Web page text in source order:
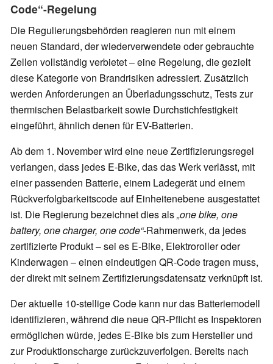
Code“-Regelung
Die Regulierungsbehörden reagieren nun mit einem
neuen Standard, der wiederverwendete oder gebrauchte
Zellen vollständig verbietet – eine Regelung, die gezielt
diese Kategorie von Brandrisiken adressiert. Zusätzlich
werden Anforderungen an Überladungsschutz, Tests zur
thermischen Belastbarkeit sowie Durchstichfestigkeit
eingeführt, ähnlich denen für EV-Batterien.
Ab dem 1. November wird eine neue Zertifizierungsregel
verlangen, dass jedes E-Bike, das das Werk verlässt, mit
einer passenden Batterie, einem Ladegerät und einem
Rückverfolgbarkeitscode auf Einheitenebene ausgestattet
ist. Die Regierung bezeichnet dies als„one bike, one
battery, one charger, one code“-Rahmenwerk, da jedes
zertifizierte Produkt – sei es E-Bike, Elektroroller oder
Kinderwagen – einen eindeutigen QR-Code tragen muss,
der direkt mit seinem Zertifizierungsdatensatz verknüpft ist.
Der aktuelle 10-stellige Code kann nur das Batteriemodell
identifizieren, während die neue QR-Pflicht es Inspektoren
ermöglichen würde, jedes E-Bike bis zum Hersteller und
zur Produktionscharge zurückzuverfolgen. Bereits nach